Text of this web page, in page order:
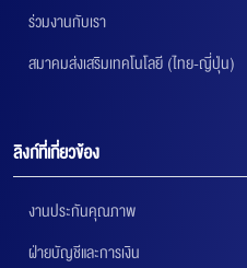
ร่วมงานกับเรา
สมาคมส่งเสริมเทคโนโลยี (ไทย-ญี่ปุ่น)
ลิงก์ที่เกี่ยวข้อง
งานประกันคุณภาพ
ฝ่ายบัญชีและการเงิน